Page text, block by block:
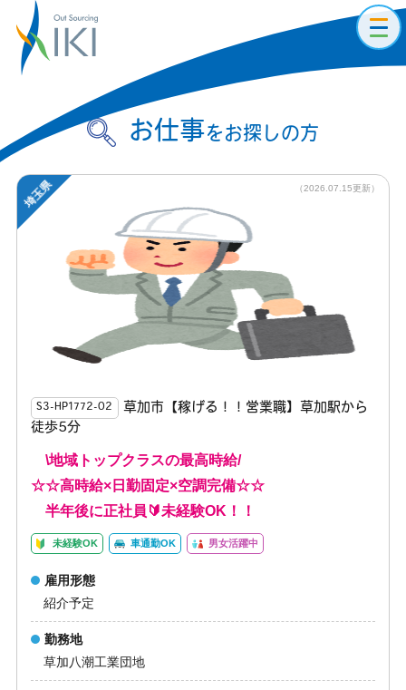
お仕事をお探しの方
S3-HP1772-02
草加市【稼げる！！営業職】草加駅から
徒歩5分
\地域トップクラスの最高時給/
☆☆高時給×日勤固定×空調完備☆☆
半年後に正社員🔰未経験OK！！
未経験OK 車通勤OK 男女活躍中
雇用形態
紹介予定
勤務地
草加八潮工業団地
（2026.07.15更新）
埼玉県